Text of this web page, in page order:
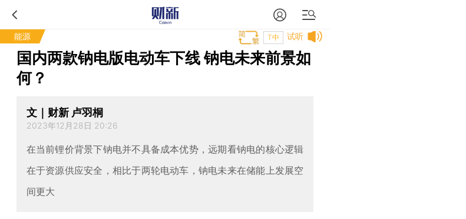
能源 试听
T中
国内两款钠电版电动车下线 钠电未来前景如
何？
文｜财新 卢羽桐
2023年12月28日 20:26
在当前锂价背景下钠电并不具备成本优势，远期看钠电的核心逻辑
在于资源供应安全，相比于两轮电动车，钠电未来在储能上发展空
间更大